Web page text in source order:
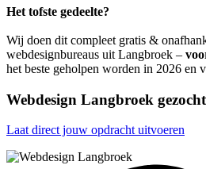
Het tofste gedeelte?
Wij doen dit compleet gratis &
webdesignbureaus uit Langbroek –
het beste geholpen worden in 2026 en
Webdesign Langbroek
Laat direct jouw opdracht uitvoeren